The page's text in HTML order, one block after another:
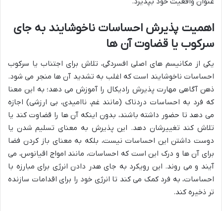
اهمیت پذیرش احساسات ناخوشایند به جای
سرکوب یا قضاوت آن ها
یکی از مکانیسم های اصلی افسردگی، تلاش برای اجتناب یا سرکوب
احساسات ناخوشایند است که اغلب به تشدید آن ها منجر می شود.
ذهن آگاهی مهارت پذیرش رادیکال را آموزش می دهد؛ به این معنا
که فرد به احساسات دردناک (مانند غم، ناامیدی، بی ارزشی) اجازه
می دهد تا حضور داشته باشند، بدون اینکه آن ها را قضاوت کند یا
تلاش کند تغییرشان دهد. این پذیرش به معنای تسلیم شدن یا
دوست داشتن این احساسات نیست، بلکه به معنای باز کردن فضا
برای آن ها و درک این است که احساسات، مانند امواج اقیانوس، می
آیند و می روند. این رویکرد به جای هدر دادن انرژی برای مبارزه با
احساسات، به فرد کمک می کند تا انرژی خود را برای اقدامات سازنده
تر ذخیره کند.